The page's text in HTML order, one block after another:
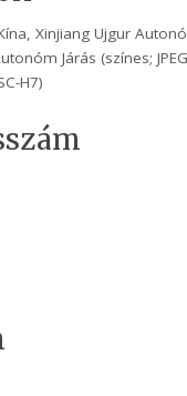
Xinjiang Ujgur
Járás (színes;
H7)